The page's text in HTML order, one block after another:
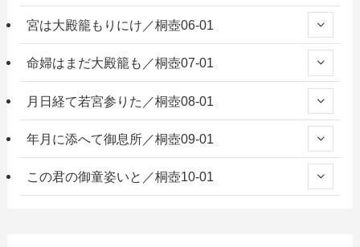
宮は大殿籠もりにけ／桐壺06-01
命婦はまだ大殿籠も／桐壺07-01
月日経て若宮参りた／桐壺08-01
年月に添へて御息所／桐壺09-01
この君の御童姿いと／桐壺10-01